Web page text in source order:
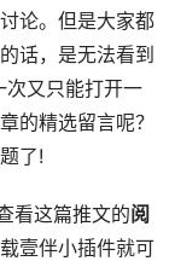
论。但是大家都
话，是无法看到
次又只能打开一
的精选留言呢？
了!
看这篇推文的阅
壹伴小插件就可